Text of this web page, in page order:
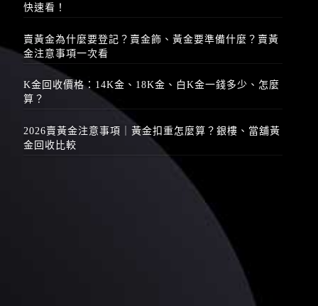
快速看！
賣黃金為什麼要登記？賣金飾、黃金要準備什麼？賣黃
金注意事項一次看
K金回收價格：14K金、18K金、白K金一錢多少、怎麼
算？
2026賣黃金注意事項｜黃金扣重怎麼算？銀樓、當舖黃
金回收比較